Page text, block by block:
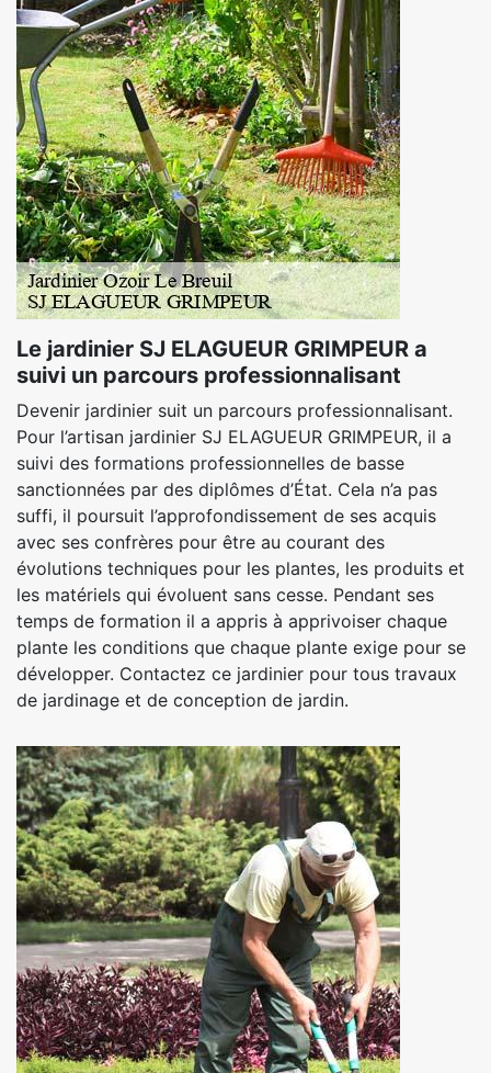
Le jardinier SJ ELAGUEUR GRIMPEUR a
suivi un parcours professionnalisant
Devenir jardinier suit un parcours professionnalisant.
Pour l’artisan jardinier SJ ELAGUEUR GRIMPEUR, il a
suivi des formations professionnelles de basse
sanctionnées par des diplômes d’État. Cela n’a pas
suffi, il poursuit l’approfondissement de ses acquis
avec ses confrères pour être au courant des
évolutions techniques pour les plantes, les produits et
les matériels qui évoluent sans cesse. Pendant ses
temps de formation il a appris à apprivoiser chaque
plante les conditions que chaque plante exige pour se
développer. Contactez ce jardinier pour tous travaux
de jardinage et de conception de jardin.